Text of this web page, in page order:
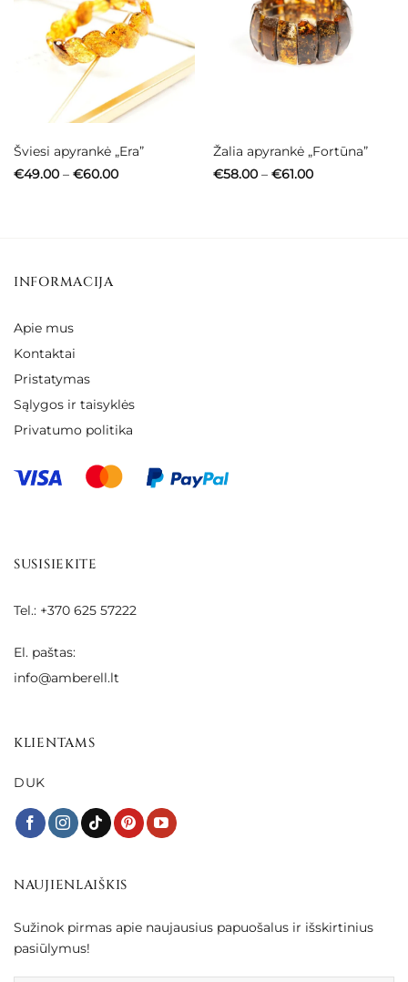
Šviesi apyrankė „Era”
€49.00 – €60.00Price
Žalia apyrankė „Fortūna”
€58.00 – €61.00Price
INFORMACIJA
Apie mus
Kontaktai
Pristatymas
Sąlygos ir taisyklės
Privatumo politika
SUSISIEKITE
Tel.: +370 625 57222
El. paštas:
info@amberell.lt
KLIENTAMS
DUK
NAUJIENLAIŠKIS
Sužinok pirmas apie naujausius papuošalus ir išskirtinius
pasiūlymus!